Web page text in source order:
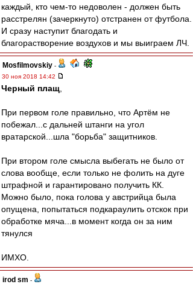
каждый, кто чем-то недоволен - должен быть
расстрелян (зачеркнуто) отстранен от футбола.
И сразу наступит благодать и
благорастворение воздухов и мы выиграем ЛЧ.
Mosfilmovskiy -
30 ноя 2018 14:42
Черный плащ
При первом голе правильно, что Артём не
побежал...с дальней штанги на угол
вратарской...шла "борьба" защитников.
При втором голе смысла выбегать не было от
слова вообще, если только не фолить на дуге
штрафной и гарантировано получить КК.
Можно было, пока голова у австрийца была
опущена, попытаться подкараулить отскок при
обработке мяча...в момент когда он за ним
тянулся
ИМХО.
irod sm -